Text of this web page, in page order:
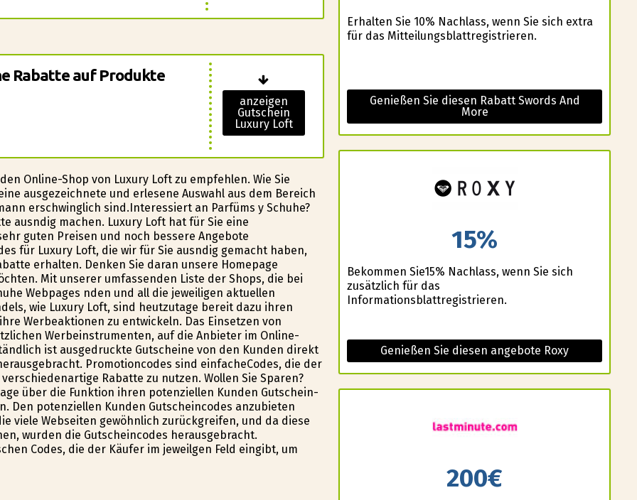
Rabatte auf Produkte
anzeigen
Gutschein
Luxury Loft
Online-Shop von Luxury Loft zu empfehlen. Wie Sie
ausgezeichnete und erlesene Auswahl aus dem Bereich
erschwinglich sind.Interessiert an Parfüms y Schuhe?
ausfindig machen. Luxury Loft hat für Sie eine
guten Preisen und noch bessere Angebote
für Luxury Loft, die wir für Sie ausfindig gemacht haben,
erhalten. Denken Sie daran unsere Homepage
Mit unserer umfassenden Liste der Shops, die bei
Webpages finden und all die jeweiligen aktuellen
wie Luxury Loft, sind heutzutage bereit dazu ihren
Werbeaktionen zu entwickeln. Das Einsetzen von
Werbeinstrumenten, auf die Anbieter im Online-
ist ausgedruckte Gutscheine von den Kunden direkt
Promotioncodes sind einfacheCodes, die der
Rabatte zu nutzen. Wollen Sie Sparen?
über die Funktion ihren potenziellen Kunden Gutschein-
Den potenziellen Kunden Gutscheincodes anzubieten
viele Webseiten gewöhnlich zurückgreifen, und da diese
wurden die Gutscheincodes herausgebracht.
Codes, die der Käufer im jeweilgen Feld eingibt, um
Erhalten Sie 10% Nachlass, wenn Sie sich extra
für das Mitteilungsblattregistrieren.
Genießen Sie diesen Rabatt Swords And
More
15%
Bekommen Sie15% Nachlass, wenn Sie sich
zusätzlich für das
Informationsblattregistrieren.
Genießen Sie diesen angebote Roxy
200€